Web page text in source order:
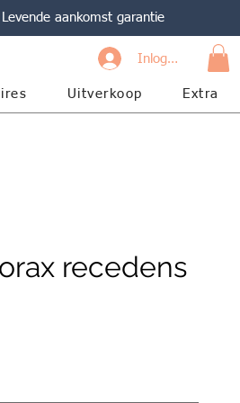
Levende aankomst garantie
Inloggen
Uitverkoop Extra
recedens